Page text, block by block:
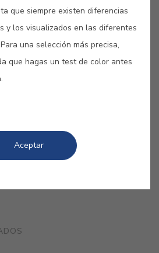
aspecto sedoso y de
y castaño, muy
simbología positiva.
que siempre existen diferencias
y los visualizados en las diferentes
una selección más precisa,
que hagas un test de color antes
Aceptar